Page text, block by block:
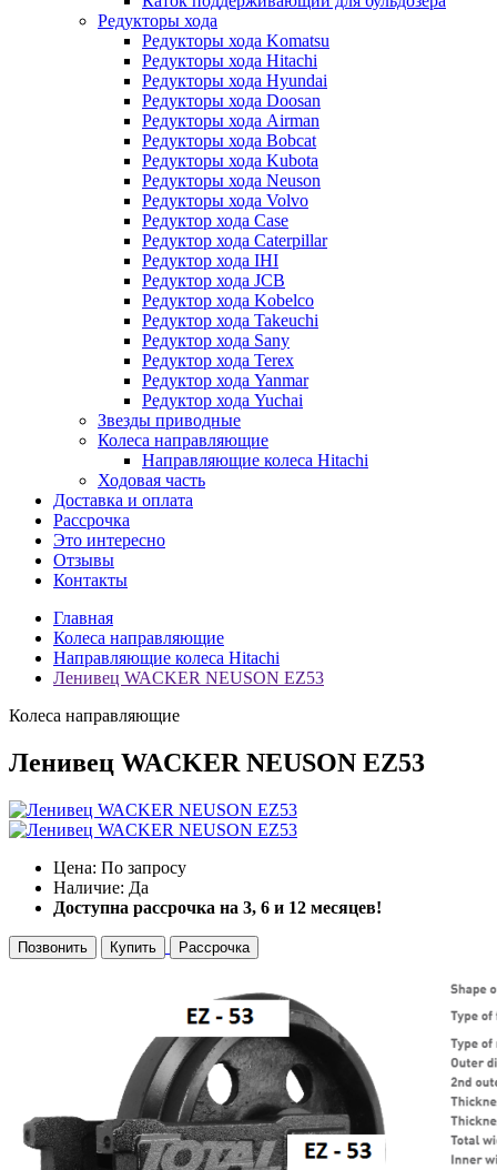
Редукторы хода
Редукторы хода Komatsu
Редукторы хода Hitachi
Редукторы хода Hyundai
Редукторы хода Doosan
Редукторы хода Airman
Редукторы хода Bobcat
Редукторы хода Kubota
Редукторы хода Neuson
Редукторы хода Volvo
Редуктор хода Case
Редуктор хода Caterpillar
Редуктор хода IHI
Редуктор хода JCB
Редуктор хода Kobelco
Редуктор хода Takeuchi
Редуктор хода Sany
Редуктор хода Terex
Редуктор хода Yanmar
Редуктор хода Yuchai
Звезды приводные
Колеса направляющие
Направляющие колеса Hitachi
Ходовая часть
Доставка и оплата
Рассрочка
Это интересно
Отзывы
Контакты
Главная
Колеса направляющие
Направляющие колеса Hitachi
Ленивец WACKER NEUSON EZ53
Колеса направляющие
Ленивец WACKER NEUSON EZ53
Цена: По запросу
Наличие: Да
Доступна рассрочка на 3, 6 и 12 месяцев!
Позвонить Купить Рассрочка